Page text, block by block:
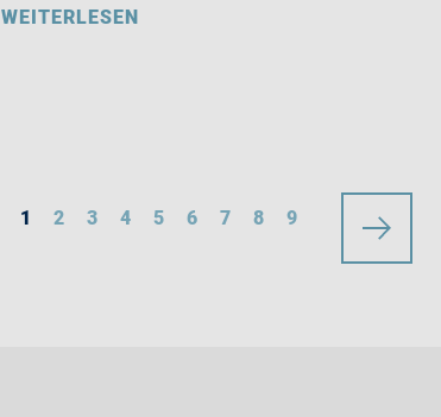
WEITERLESEN
1 2 3 4 5 6 7 8 9